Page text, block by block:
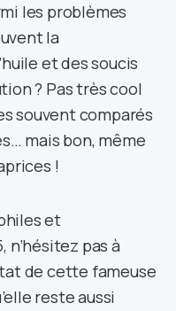
les problèmes
la
et des soucis
? Pas très cool
souvent comparés
mais bon, même
!
et
n’hésitez pas à
de cette fameuse
reste aussi